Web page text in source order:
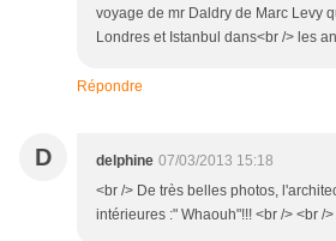
voyage de mr Daldry de Marc Levy
Londres et Istanbul dans<br /> les
Répondre
D delphine 07/03/2013 15:18
<br /> De très belles photos,
intérieures :" Whaouh"!!! <br /> <br /